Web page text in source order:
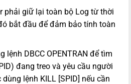
phải giữ lại toàn bộ Log từ thời
bắt đầu để đảm bảo tính toàn
lệnh DBCC OPENTRAN để tìm
đang treo và yêu cầu người
dùng lệnh KILL [SPID] nếu cần